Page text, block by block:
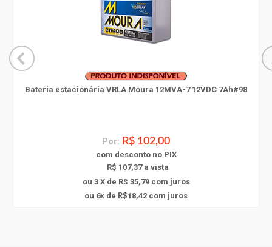
Bateria estacionária VRLA Moura 12MVA-7 12VDC 7Ah#98
Por: R$ 102,00
com desconto no PIX
R$ 107,37 à vista
ou 3 X de R$ 35,79com juros
ou 6x de R$18,42 com juros